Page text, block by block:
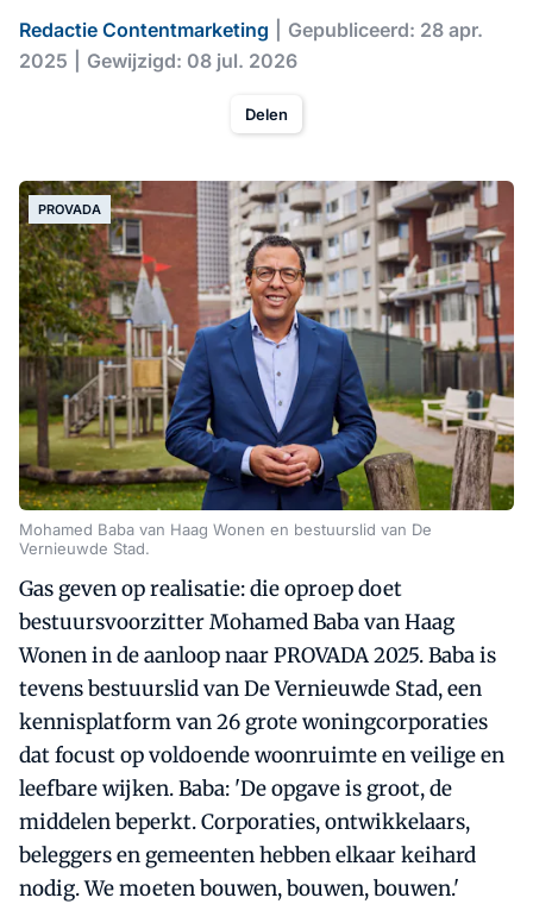
Redactie Contentmarketing
Gepubliceerd: 28 apr.
2025
Gewijzigd: 08 jul. 2026
Delen
PROVADA
Mohamed Baba van Haag Wonen en bestuurslid van De
Vernieuwde Stad.
Gas geven op realisatie: die oproep doet
bestuursvoorzitter Mohamed Baba van Haag
Wonen in de aanloop naar PROVADA 2025. Baba is
tevens bestuurslid van De Vernieuwde Stad, een
kennisplatform van 26 grote woningcorporaties
dat focust op voldoende woonruimte en veilige en
leefbare wijken. Baba: 'De opgave is groot, de
middelen beperkt. Corporaties, ontwikkelaars,
beleggers en gemeenten hebben elkaar keihard
nodig. We moeten bouwen, bouwen, bouwen.'